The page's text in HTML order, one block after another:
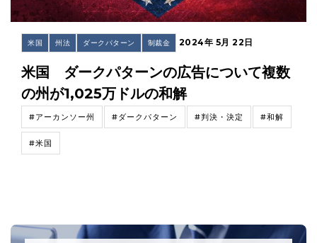
米国 州法 ダークパターン 制裁金 2024年 5月 22日
米国 ダークパターンの広告について複数
の州が1,025万ドルの和解
#アーカンソー州 #ダークパターン #判決・決定 #和解
#米国